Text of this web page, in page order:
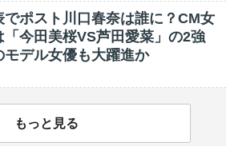
でポスト川口春奈は誰に？CM女
「今田美桜VS芦田愛菜」の2強
モデル女優も大躍進か
もっと見る